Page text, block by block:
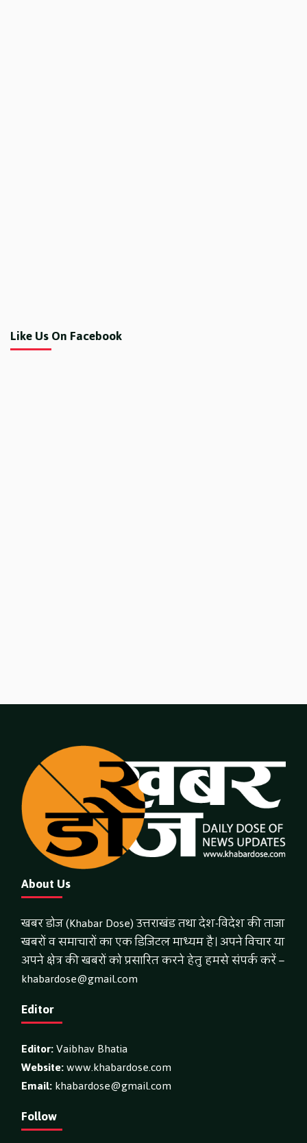
Like Us On Facebook
About Us
खबर डोज (Khabar Dose) उत्तराखंड तथा देश-विदेश की ताजा
खबरों व समाचारों का एक डिजिटल माध्यम है। अपने विचार या
अपने क्षेत्र की खबरों को प्रसारित करने हेतु हमसे संपर्क करें –
khabardose@gmail.com
Editor
Editor:Vaibhav Bhatia
Website:www.khabardose.com
Email:khabardose@gmail.com
Follow